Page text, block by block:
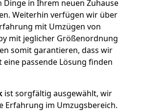
Dinge in Ihrem neuen Zuhause
Weiterhin verfügen wir über
mit Umzügen von
mit jeglicher Größenordnung
somit garantieren, dass wir
eine passende Lösung finden
ist sorgfältig ausgewählt, wir
Erfahrung im Umzugsbereich.